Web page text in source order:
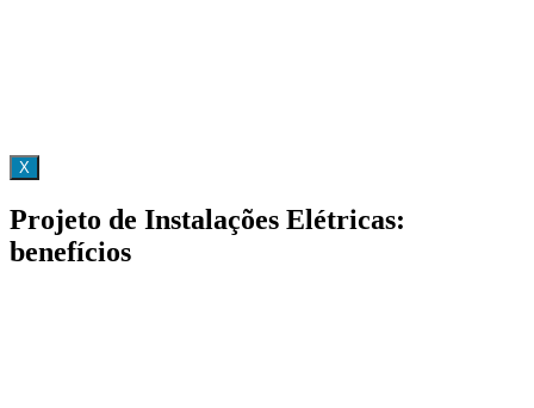
X
Projeto de Instalações Elétricas:
benefícios